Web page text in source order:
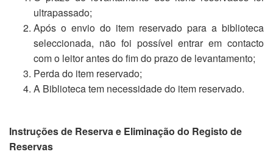
ultrapassado;
Após o envio do item reservado para a biblioteca
seleccionada, não foi possível entrar em contacto
com o leitor antes do fim do prazo de levantamento;
Perda do item reservado;
A Biblioteca tem necessidade do item reservado.
Instruções de Reserva e Eliminação do Registo de
Reservas